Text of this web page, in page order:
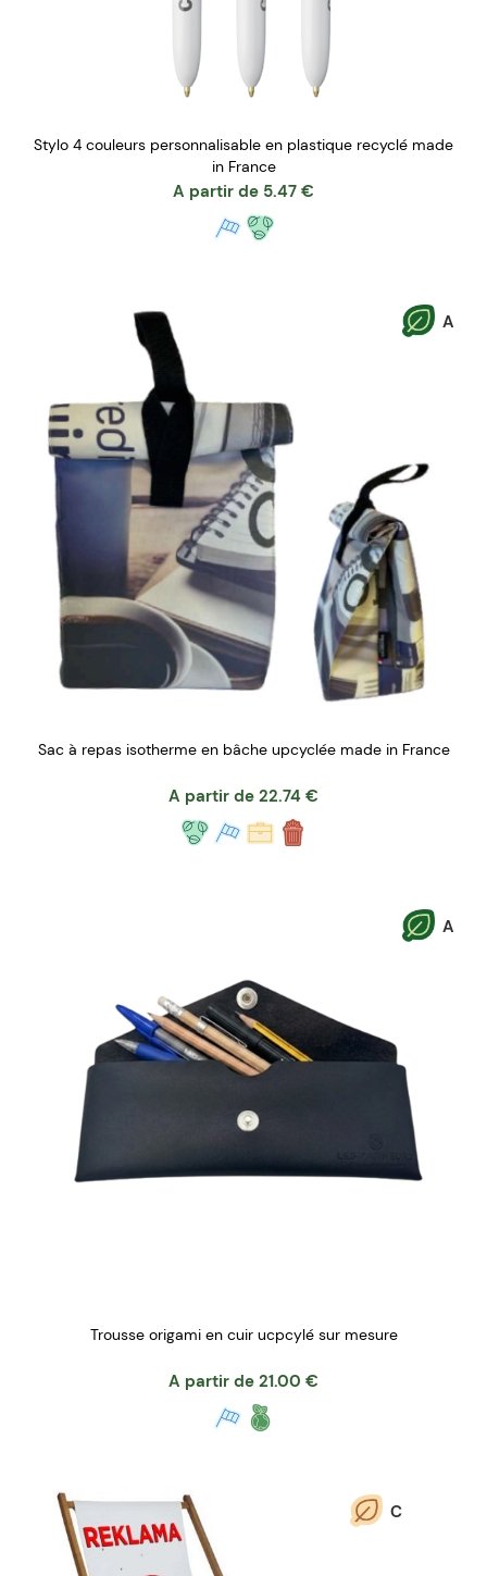
Stylo 4 couleurs personnalisable en plastique recyclé made
in France
A partir de 5.47 €
A
Sac à repas isotherme en bâche upcyclée made in France
A partir de 22.74 €
A
Trousse origami en cuir ucpcylé sur mesure
A partir de 21.00 €
C